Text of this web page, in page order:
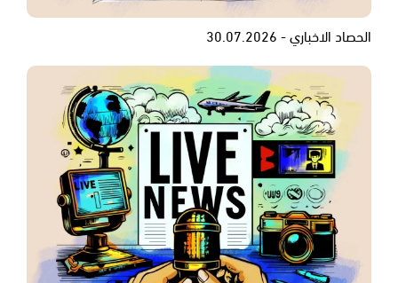
الحصاد الاخباري - 30.07.2026